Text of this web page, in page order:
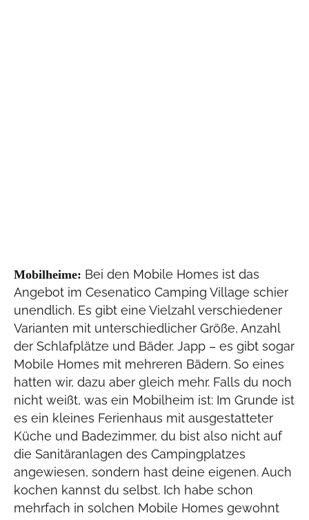
Mobilheime: Bei den Mobile Homes ist das
Angebot im Cesenatico Camping Village schier
unendlich. Es gibt eine Vielzahl verschiedener
Varianten mit unterschiedlicher Größe, Anzahl
der Schlafplätze und Bäder. Japp – es gibt sogar
Mobile Homes mit mehreren Bädern. So eines
hatten wir, dazu aber gleich mehr. Falls du noch
nicht weißt, was ein Mobilheim ist: Im Grunde ist
es ein kleines Ferienhaus mit ausgestatteter
Küche und Badezimmer, du bist also nicht auf
die Sanitäranlagen des Campingplatzes
angewiesen, sondern hast deine eigenen. Auch
kochen kannst du selbst. Ich habe schon
mehrfach in solchen Mobile Homes gewohnt